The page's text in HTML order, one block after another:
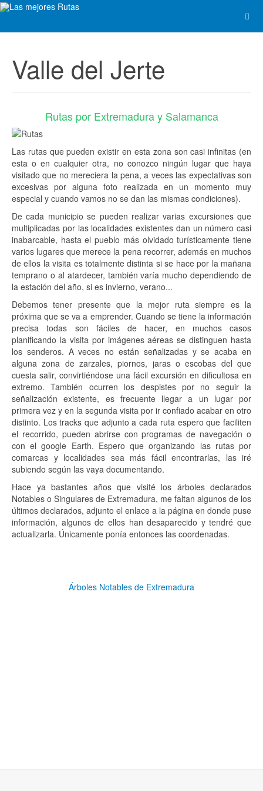
Valle del Jerte
Rutas por Extremadura y Salamanca
Las rutas que pueden existir en esta zona son casi infinitas (en
esta o en cualquier otra, no conozco ningún lugar que haya
visitado que no mereciera la pena, a veces las expectativas son
excesivas por alguna foto realizada en un momento muy
especial y cuando vamos no se dan las mismas condiciones).
De cada municipio se pueden realizar varias excursiones que
multiplicadas por las localidades existentes dan un número casi
inabarcable, hasta el pueblo más olvidado turísticamente tiene
varios lugares que merece la pena recorrer, además en muchos
de ellos la visita es totalmente distinta si se hace por la mañana
temprano o al atardecer, también varía mucho dependiendo de
la estación del año, si es invierno, verano...
Debemos tener presente que la mejor ruta siempre es la
próxima que se va a emprender. Cuando se tiene la información
precisa todas son fáciles de hacer, en muchos casos
planificando la visita por imágenes aéreas se distinguen hasta
los senderos. A veces no están señalizadas y se acaba en
alguna zona de zarzales, piornos, jaras o escobas del que
cuesta salir, convirtiéndose una fácil excursión en dificultosa en
extremo. También ocurren los despistes por no seguir la
señalización existente, es frecuente llegar a un lugar por
primera vez y en la segunda visita por ir confiado acabar en otro
distinto. Los tracks que adjunto a cada ruta espero que faciliten
el recorrido, pueden abrirse con programas de navegación o
con el google Earth. Espero que organizando las rutas por
comarcas y localidades sea más fácil encontrarlas, las iré
subiendo según las vaya documentando.
Hace ya bastantes años que visité los árboles declarados
Notables o Singulares de Extremadura, me faltan algunos de los
últimos declarados, adjunto el enlace a la página en donde puse
información, algunos de ellos han desaparecido y tendré que
actualizarla. Únicamente ponía entonces las coordenadas.
Árboles Notables de Extremadura